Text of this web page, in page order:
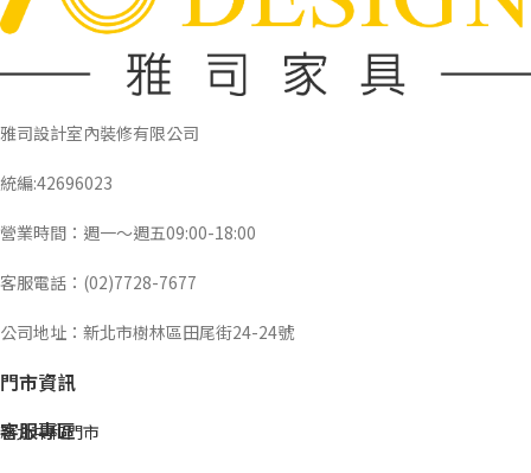
雅司設計室內裝修有限公司
統編:42696023
營業時間：週一～週五09:00-18:00
客服電話：(02)7728-7677
公司地址：新北市樹林區田尾街24-24號
門市資訊
新北中和門市
客服專區